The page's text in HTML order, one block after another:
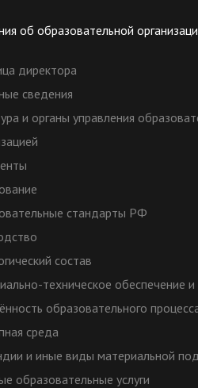
об образовательной
директора
сведения
и органы управления
стандарты РФ
состав
техническое обеспечение и
образовательного
среда
и иные виды материальной
образовательные услуги